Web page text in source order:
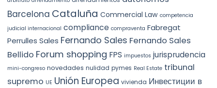
Barcelona Cataluña Commercial Law competencia
judicial internacional compliance compraventa Fabregat
Perrulles Sales Fernando Sales Fernando Sales
Bellido Forum shopping FPS impuestos jurisprudencia
mini-congreso novedades nulidad pymes Real Estate tribunal
supremo UE Unión Europea vivienda Инвестиции в